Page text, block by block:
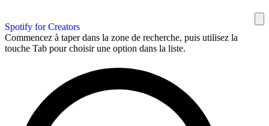
Spotify for Creators
Commencez à taper dans la zone de recherche, puis utilisez la
touche Tab pour choisir une option dans la liste.